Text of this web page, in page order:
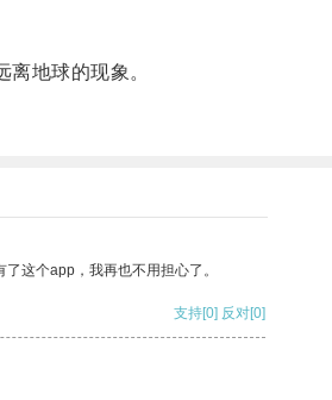
地球的现象。
这个app，我再也不用担心了。
支持[0] 反对[0]